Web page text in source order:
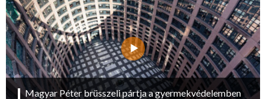
Magyar Péter brüsszeli pártja a gyermekvédelemben